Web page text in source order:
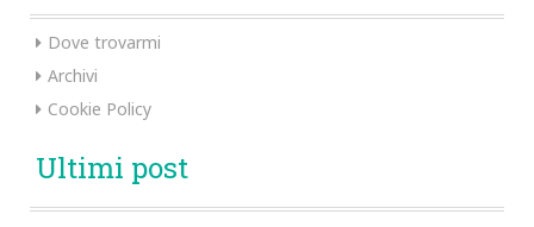
Dove trovarmi
Archivi
Cookie Policy
Ultimi post